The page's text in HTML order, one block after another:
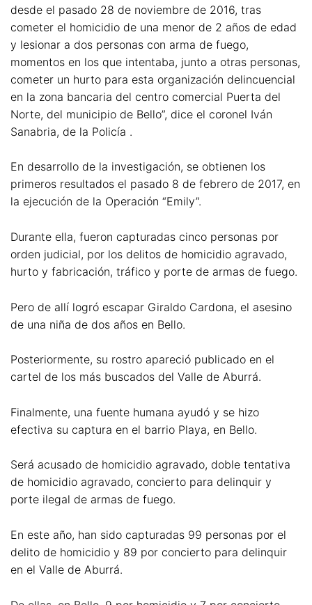
desde el pasado 28 de noviembre de 2016, tras
cometer el homicidio de una menor de 2 años de edad
y lesionar a dos personas con arma de fuego,
momentos en los que intentaba, junto a otras personas,
cometer un hurto para esta organización delincuencial
en la zona bancaria del centro comercial Puerta del
Norte, del municipio de Bello”, dice el coronel Iván
Sanabria, de la Policía .
En desarrollo de la investigación, se obtienen los
primeros resultados el pasado 8 de febrero de 2017, en
la ejecución de la Operación “Emily”.
Durante ella, fueron capturadas cinco personas por
orden judicial, por los delitos de homicidio agravado,
hurto y fabricación, tráfico y porte de armas de fuego.
Pero de allí logró escapar Giraldo Cardona, el asesino
de una niña de dos años en Bello.
Posteriormente, su rostro apareció publicado en el
cartel de los más buscados del Valle de Aburrá.
Finalmente, una fuente humana ayudó y se hizo
efectiva su captura en el barrio Playa, en Bello.
Será acusado de homicidio agravado, doble tentativa
de homicidio agravado, concierto para delinquir y
porte ilegal de armas de fuego.
En este año, han sido capturadas 99 personas por el
delito de homicidio y 89 por concierto para delinquir
en el Valle de Aburrá.